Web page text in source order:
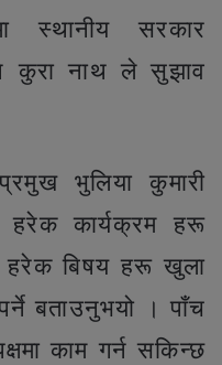
स्थानीय सरकार
कुरा नाथ ले सुझाव
भुलिया कुमारी
हरेक कार्यक्रम हरू
हरेक बिषय हरू खुला
बताउनुभयो । पाँच
काम गर्न सकिन्छ